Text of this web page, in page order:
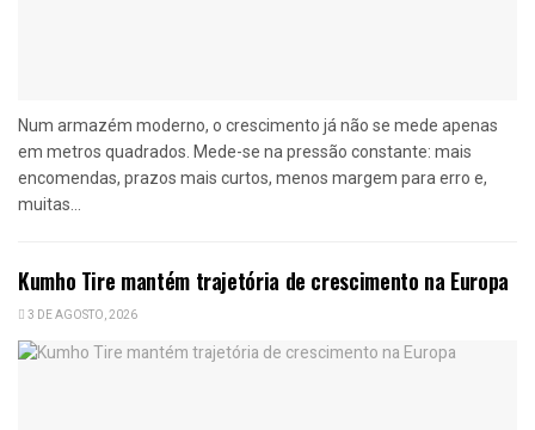
Num armazém moderno, o crescimento já não se mede apenas
em metros quadrados. Mede-se na pressão constante: mais
encomendas, prazos mais curtos, menos margem para erro e,
muitas...
Kumho Tire mantém trajetória de crescimento na Europa
3 DE AGOSTO, 2026